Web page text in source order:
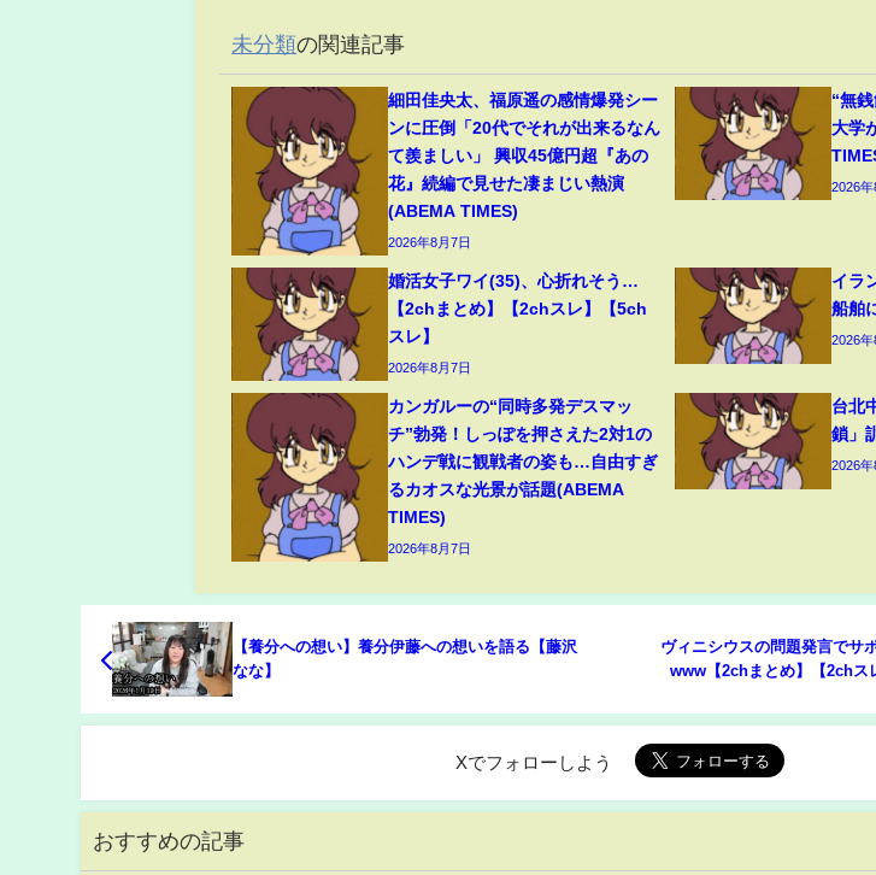
未分類の関連記事
細田佳央太、福原遥の感情爆発シー
ンに圧倒「20代でそれが出来るなん
て羨ましい」 興収45億円超『あの
花』続編で見せた凄まじい熱演
(ABEMA TIMES)
2026年8月7日
“無
大学
2026年
婚活女子ワイ(35)、心折れそう…
【2chまとめ】【2chスレ】【5ch
スレ】
2026年8月7日
イラ
船舶
2026年
カンガルーの“同時多発デスマッ
チ”勃発！しっぽを押さえた2対1の
ハンデ戦に観戦者の姿も…自由すぎ
るカオスな光景が話題(ABEMA
TIMES)
2026年8月7日
台北
鎖」
2026年
【養分への想い】養分伊藤への想いを語る【藤沢
なな】
ヴィニシウスの問題発言でサ
www【2chまとめ】【2chス
Xでフォローしよう
おすすめの記事